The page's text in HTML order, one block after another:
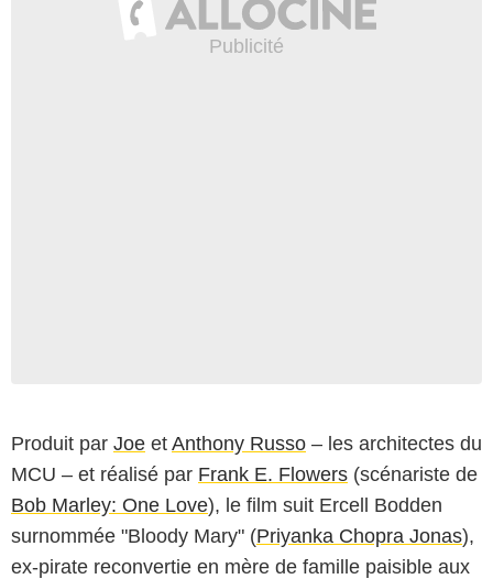
Produit par Joe et Anthony Russo – les architectes du
MCU – et réalisé par Frank E. Flowers (scénariste de
Bob Marley: One Love), le film suit Ercell Bodden
surnommée "Bloody Mary" (Priyanka Chopra Jonas),
ex-pirate reconvertie en mère de famille paisible aux